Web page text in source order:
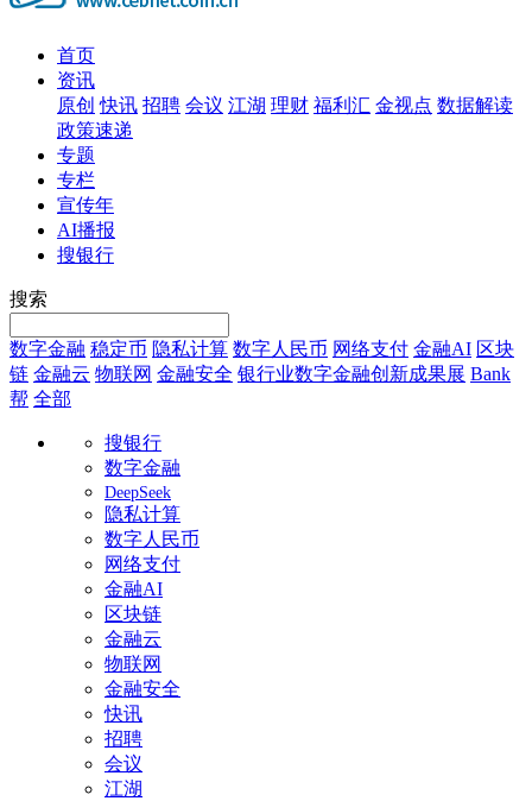
首页
资讯
原创 快讯 招聘 会议 江湖 理财 福利汇 金视点 数据解读
政策速递
专题
专栏
宣传年
AI播报
搜银行
搜索
数字金融 稳定币 隐私计算 数字人民币 网络支付 金融AI 区块
链 金融云 物联网 金融安全 银行业数字金融创新成果展 Bank
帮 全部
搜银行
数字金融
DeepSeek
隐私计算
数字人民币
网络支付
金融AI
区块链
金融云
物联网
金融安全
快讯
招聘
会议
江湖